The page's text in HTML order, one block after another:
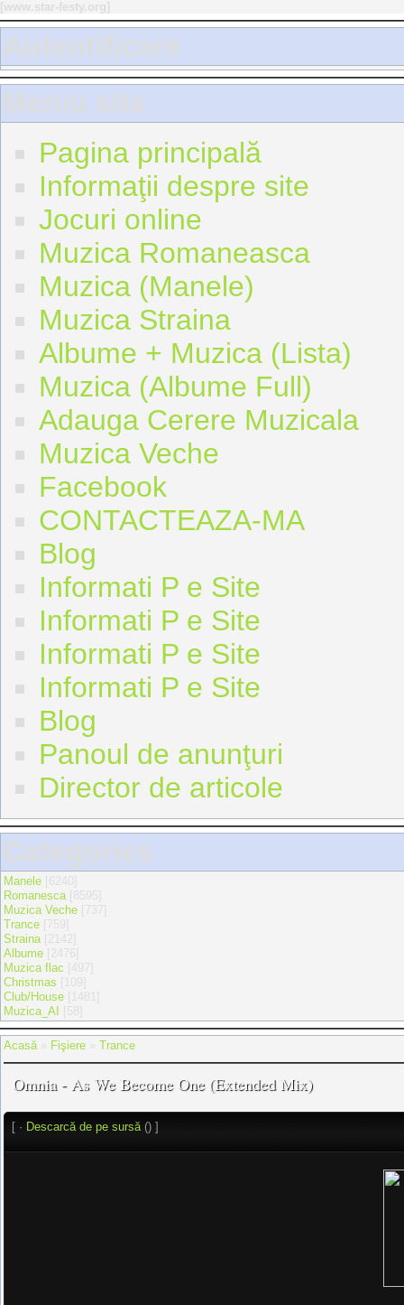
Autentificare
Meniu site
Pagina principală
Informaţii despre site
Jocuri online
Muzica Romaneasca
Muzica (Manele)
Muzica Straina
Albume + Muzica (Lista)
Muzica (Albume Full)
Adauga Cerere Muzicala
Muzica Veche
Facebook
CONTACTEAZA-MA
Blog
Informati P e Site
Informati P e Site
Informati P e Site
Informati P e Site
Blog
Panoul de anunţuri
Director de articole
Categories
Manele
Romanesca
Muzica Veche
Trance
Straina
Albume
Muzica flac
Christmas
Club/House
Muzica_AI
Acasă» Fişiere Trance
Omnia - As We Become One (Extended Mix)
[ · Descarcă de pe sursă() ]